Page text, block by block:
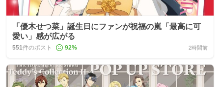
「優木せつ菜」誕生日にファンが祝福の嵐「最高に可
愛い」感が広がる
551件のポスト 92% 2時間前